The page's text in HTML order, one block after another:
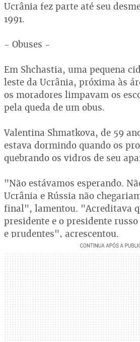
Ucrânia fez parte até seu
1991.
- Obuses -
Em Shchastia, uma pequena
leste da Ucrânia, próxima às
os moradores limpavam os
pela queda de um obus.
Valentina Shmatkova, de 59
estava dormindo quando os
quebrando os vidros de seu
"Não estávamos esperando.
Ucrânia e Rússia não
final", lamentou. "Acreditava
presidente e o presidente
e prudentes", acrescentou.